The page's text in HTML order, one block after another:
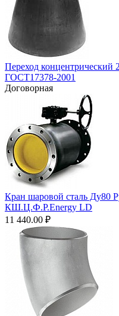
Переход концентрический
ГОСТ17378-2001
Договорная
Кран шаровой сталь Ду80
КШ.Ц.Ф.Р.Energy LD
11 440.00 ₽